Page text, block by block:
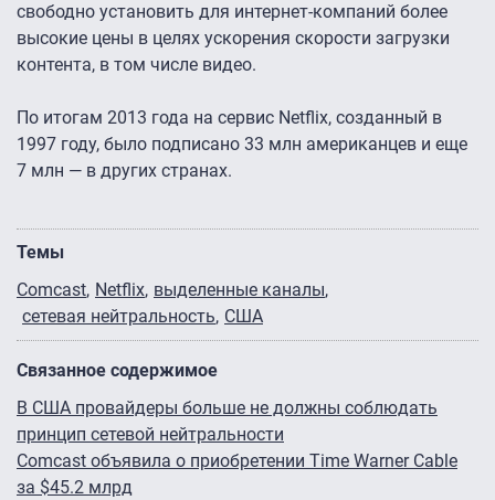
свободно установить для интернет-компаний более
высокие цены в целях ускорения скорости загрузки
контента, в том числе видео.
По итогам 2013 года на сервис Netflix, созданный в
1997 году, было подписано 33 млн американцев и еще
7 млн — в других странах.
Темы
Comcast Netflix выделенные каналы
сетевая нейтральность США
Связанное содержимое
В США провайдеры больше не должны соблюдать
принцип сетевой нейтральности
Comcast объявила о приобретении Time Warner Cable
за $45.2 млрд